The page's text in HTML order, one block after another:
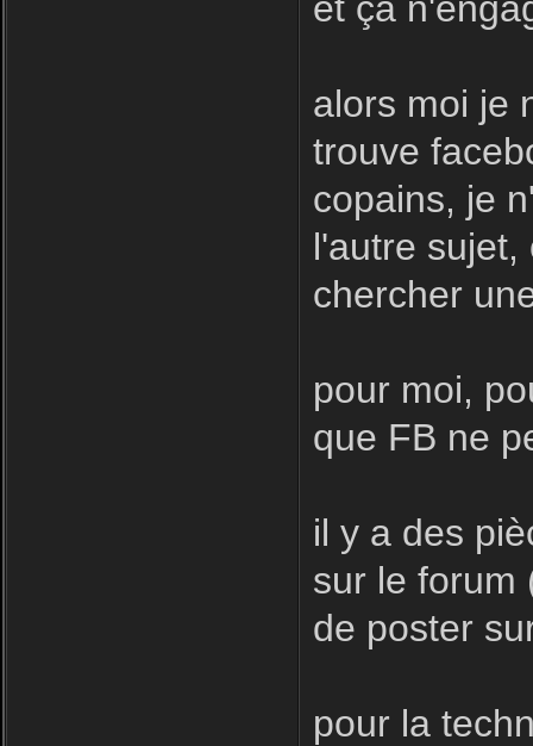
alors moi je
trouve
copains, je
l'autre
chercher
pour moi,
que FB ne
il y a des
sur le forum
de poster
pour la